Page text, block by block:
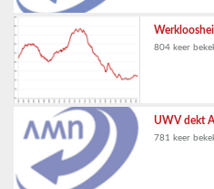
804 keer
UWV dekt
781 keer